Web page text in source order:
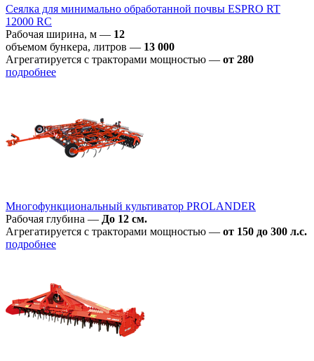
Сеялка для минимально обработанной почвы ESPRO RT
12000 RC
Рабочая ширина, м — 12
объемом бункера, литров — 13 000
Агрегатируется с тракторами мощностью — от 280
подробнее
Многофункциональный культиватор PROLANDER
Рабочая глубина — До 12 см.
Агрегатируется с тракторами мощностью — от 150 до 300 л.с.
подробнее